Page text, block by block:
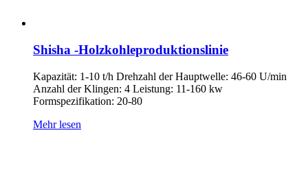
Shisha -Holzkohleproduktionslinie
Kapazität: 1-10 t/h Drehzahl der Hauptwelle: 46-60 U/min
Anzahl der Klingen: 4 Leistung: 11-160 kw
Formspezifikation: 20-80
Mehr lesen